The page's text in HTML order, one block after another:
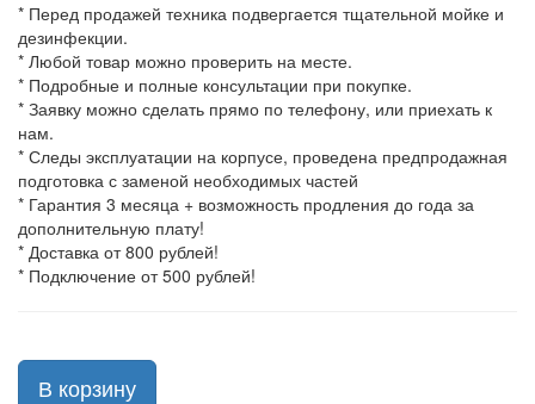
* Перед продажей техника подвергается тщательной мойке и
дезинфекции.
* Любой товар можно проверить на месте.
* Подробные и полные консультации при покупке.
* Заявку можно сделать прямо по телефону, или приехать к
нам.
* Следы эксплуатации на корпусе, проведена предпродажная
подготовка с заменой необходимых частей
* Гарантия 3 месяца + возможность продления до года за
дополнительную плату!
* Доставка от 800 рублей!
* Подключение от 500 рублей!
В корзину